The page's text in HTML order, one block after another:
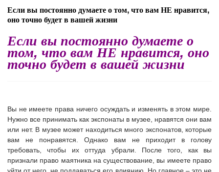
Если вы постоянно думаете о том, что вам НЕ нравится,
оно точно будет в вашей жизни
Если вы постоянно думаете о
том, что вам НЕ нравится, оно
точно будет в вашей жизни
Вы не имеете права ничего осуждать и изменять в этом мире.
Нужно все принимать как экспонаты в музее, нравятся они вам
или нет. В музее может находиться много экспонатов, которые
вам не понравятся. Однако вам не приходит в голову
требовать, чтобы их оттуда убрали. После того, как вы
признали право маятника на существование, вы имеете право